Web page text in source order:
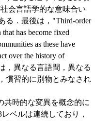
会言語学的な意味合い
る．最後は，"Third-order
has become fixed
as these have
over the history of
，異なる言語間，異なる
慣習的に別物とみなされ
時的な変異を概念的に
ベルは連続しており，